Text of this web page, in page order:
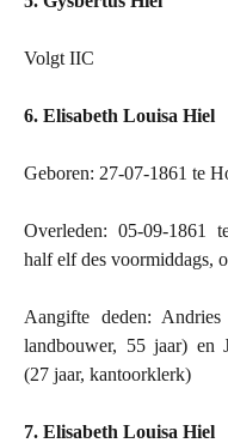
Volgt IIC
6. Elisabeth Louisa Hiel
Geboren: 27-07-1861 te
Overleden: 05-09-1861
half elf des voormiddags,
Aangifte deden:
landbouwer, 55 jaar) en
(27 jaar, kantoorklerk)
7. Elisabeth Louisa Hiel